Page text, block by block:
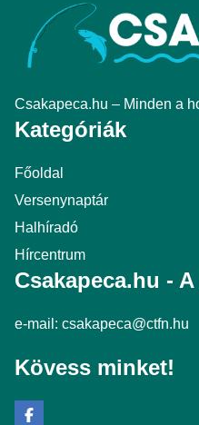
Csakapeca.hu – Minden a
Kategóriák
Főoldal
Versenynaptár
Halhíradó
Hírcentrum
Csakapeca.hu -
e-mail: csakapeca@ctfn.hu
Kövess minket!